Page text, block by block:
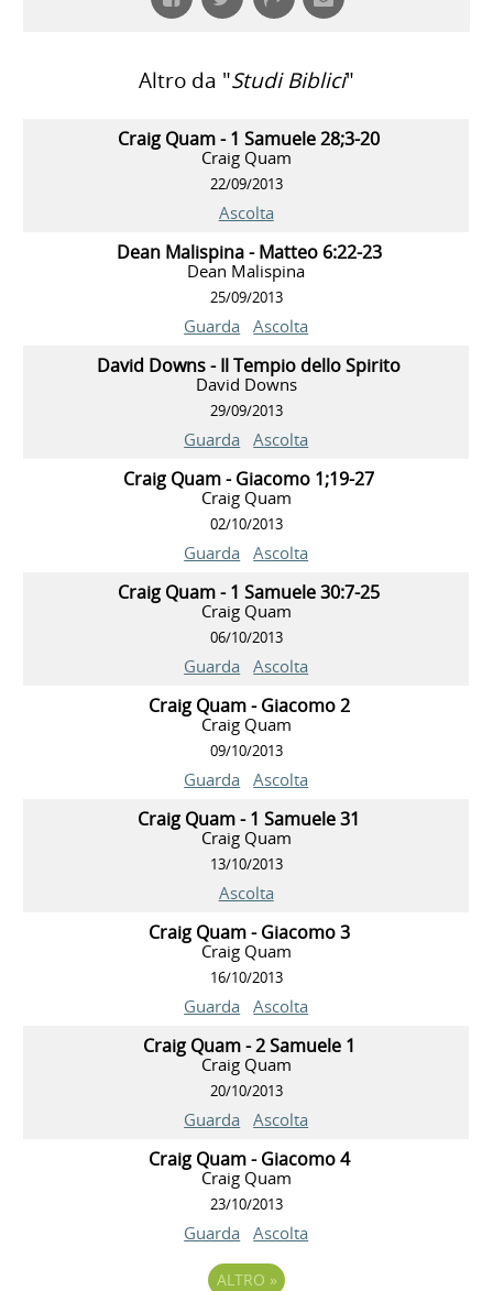
Altro da "Studi Biblici"
Craig Quam - 1 Samuele 28;3-20
Craig Quam
22/09/2013
Ascolta
Dean Malispina - Matteo 6:22-23
Dean Malispina
25/09/2013
Guarda Ascolta
David Downs - Il Tempio dello Spirito
David Downs
29/09/2013
Guarda Ascolta
Craig Quam - Giacomo 1;19-27
Craig Quam
02/10/2013
Guarda Ascolta
Craig Quam - 1 Samuele 30:7-25
Craig Quam
06/10/2013
Guarda Ascolta
Craig Quam - Giacomo 2
Craig Quam
09/10/2013
Guarda Ascolta
Craig Quam - 1 Samuele 31
Craig Quam
13/10/2013
Ascolta
Craig Quam - Giacomo 3
Craig Quam
16/10/2013
Guarda Ascolta
Craig Quam - 2 Samuele 1
Craig Quam
20/10/2013
Guarda Ascolta
Craig Quam - Giacomo 4
Craig Quam
23/10/2013
Guarda Ascolta
ALTRO »